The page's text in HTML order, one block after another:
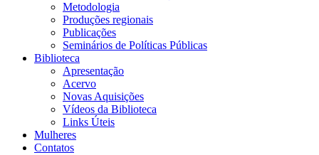
Metodologia
Produções regionais
Publicações
Seminários de Políticas Públicas
Biblioteca
Apresentação
Acervo
Novas Aquisições
Vídeos da Biblioteca
Links Úteis
Mulheres
Contatos